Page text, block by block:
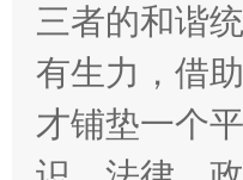
三者的和谐
有生力，借
才铺垫一个